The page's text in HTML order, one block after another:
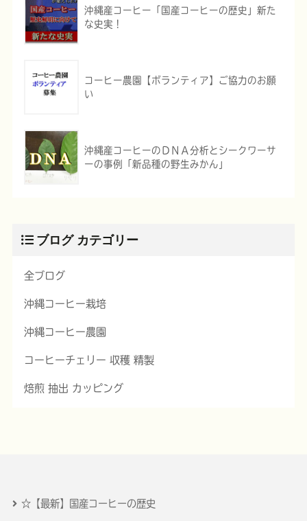
沖縄産コーヒー「国産コーヒーの歴史」新た
な史実！
コーヒー農園【ボランティア】ご協力のお願
い
沖縄産コーヒーのＤＮＡ分析とシークワーサ
ーの事例「新品種の野生みかん」
ブログ カテゴリー
全ブログ
沖縄コーヒー栽培
沖縄コーヒー農園
コーヒーチェリー 収穫 精製
焙煎 抽出 カッピング
☆【最新】国産コーヒーの歴史